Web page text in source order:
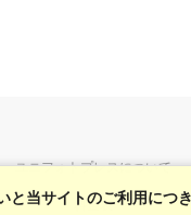
ユニフォトプレスについて
料金表
と当サイトのご利用につ